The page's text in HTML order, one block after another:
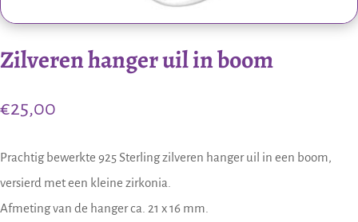
Zilveren hanger uil in boom
€25,00
Prachtig bewerkte 925 Sterling zilveren hanger uil in een boom,
versierd met een kleine zirkonia.
Afmeting van de hanger ca. 21 x 16 mm.